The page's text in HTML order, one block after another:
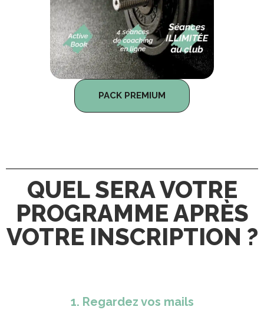
PACK PREMIUM
QUEL SERA VOTRE
PROGRAMME APRÈS
VOTRE INSCRIPTION ?
1. Regardez vos mails